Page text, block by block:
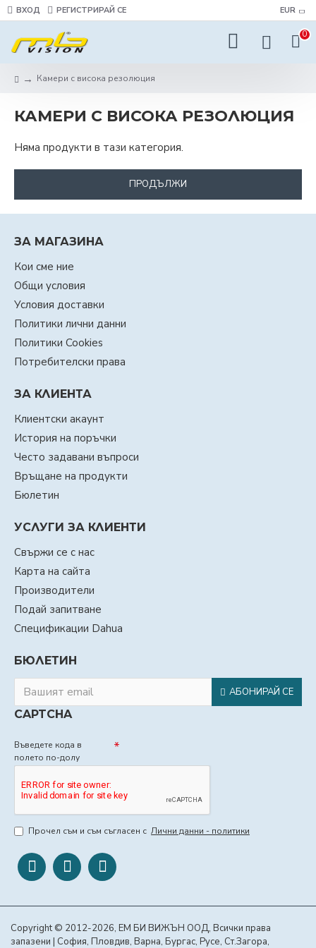
ВХОД РЕГИСТРИРАЙ СЕ EUR
0
Камери с висока резолюция
КАМЕРИ С ВИСОКА РЕЗОЛЮЦИЯ
Няма продукти в тази категория.
ПРОДЪЛЖИ
ЗА МАГАЗИНА
Кои сме ние
Общи условия
Условия доставки
Политики лични данни
Политики Cookies
Потребителски права
ЗА КЛИЕНТА
Клиентски акаунт
История на поръчки
Често задавани въпроси
Връщане на продукти
Бюлетин
УСЛУГИ ЗА КЛИЕНТИ
Свържи се с нас
Карта на сайта
Производители
Подай запитване
Спецификации Dahua
БЮЛЕТИН
АБОНИРАЙ СЕ
CAPTCHA
Въведете кода в
полето по-долу
Прочел съм и съм съгласен с Лични данни - политики
Copyright © 2012-2026, ЕМ БИ ВИЖЪН ООД, Всички права
запазени | София, Пловдив, Варна, Бургас, Русе, Ст.Загора,